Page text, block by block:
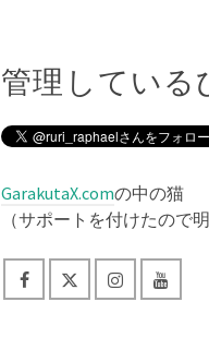
管理している
GarakutaX.comの中の猫
（サポートを付けたので